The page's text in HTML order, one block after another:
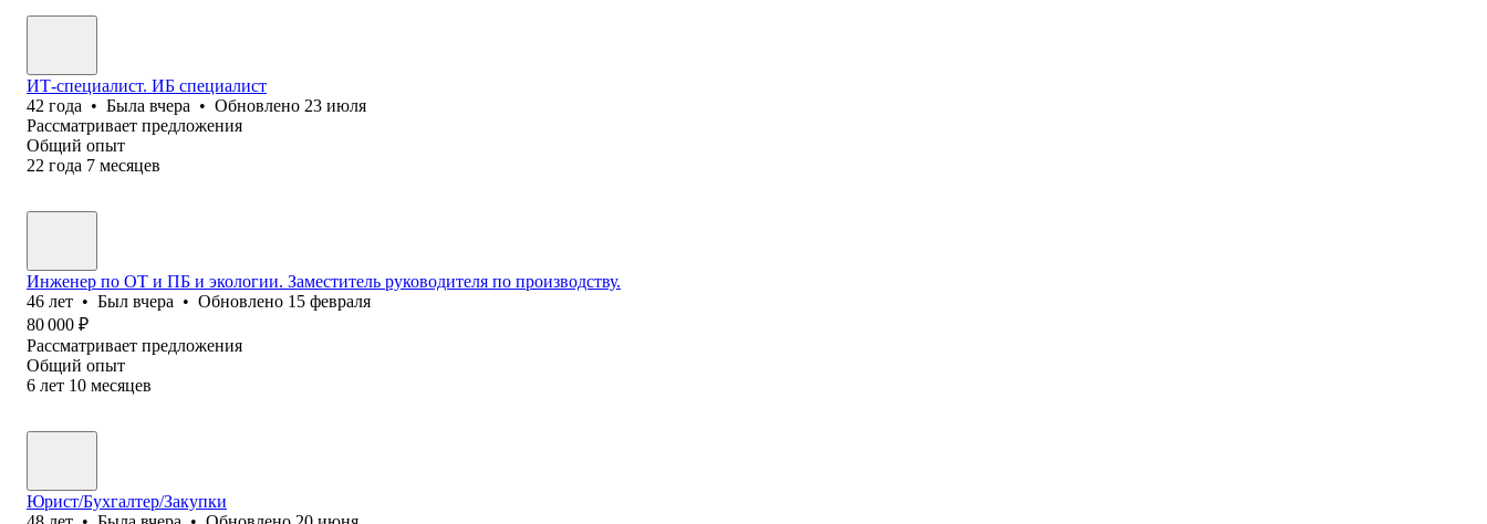
ИТ-специалист. ИБ специалист
42 года • Была вчера • Обновлено 23 июля
Рассматривает предложения
Общий опыт
22 года 7 месяцев
Инженер по ОТ и ПБ и экологии. Заместитель руководителя по производству.
46 лет • Был вчера • Обновлено 15 февраля
80 000 ₽
Рассматривает предложения
Общий опыт
6 лет 10 месяцев
Юрист/Бухгалтер/Закупки